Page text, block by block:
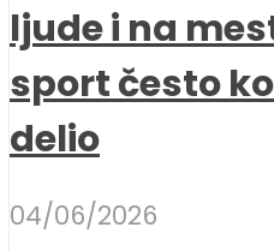
ljude i na
sport često
delio
04/06/2026